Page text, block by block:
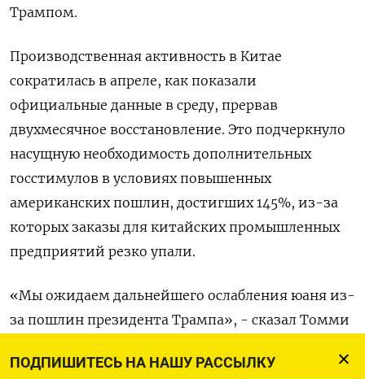
ПОДПИШИТЕСЬ НА НАШУ РАССЫЛКУ
Трампом.
Производственная активность в Китае
сократилась в апреле, как показали
официальные данные в среду, прервав
двухмесячное восстановление. Это подчеркнуло
насущную необходимость дополнительных
госстимулов в условиях повышенных
американских пошлин, достигших 145%, из-за
которых заказы для китайских промышленных
предприятий резко упали.
«Мы ожидаем дальнейшего ослабления юаня из-
за пошлин президента Трампа», - сказал Томми